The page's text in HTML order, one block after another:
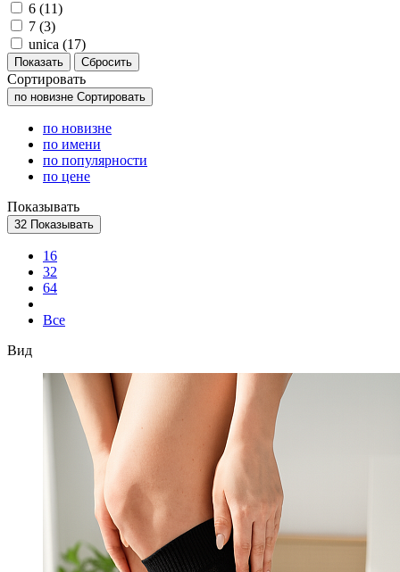
6 (11)
7 (3)
unica (17)
Сортировать
по новизне Сортировать
по новизне
по имени
по популярности
по цене
Показывать
32 Показывать
16
32
64
Все
Вид